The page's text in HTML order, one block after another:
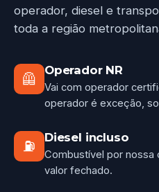
operador, diesel e
toda a região
🦺
Operador NR
Vai com operador
operador é exceção,
⛽
Diesel incluso
Combustível por
valor fechado.